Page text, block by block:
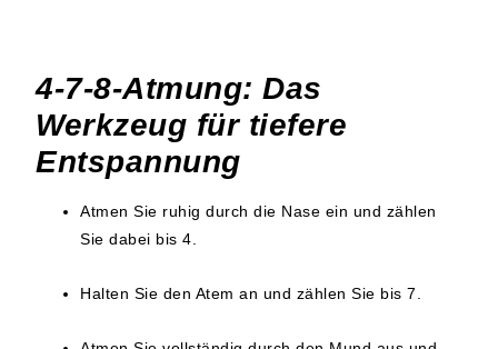
4-7-8-Atmung: Das
Werkzeug für tiefere
Entspannung
Atmen Sie ruhig durch die Nase ein und zählen
Sie dabei bis4.
Halten Sie den Atem an und zählen Sie bis7.